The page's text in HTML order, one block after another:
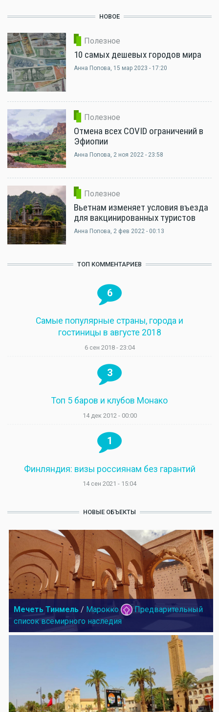
НОВОЕ
Полезное
10 самых дешевых городов мира
Анна Попова, 15 мар 2023 - 17:20
Полезное
Отмена всех COVID ограничений в
Эфиопии
Анна Попова, 2 ноя 2022 - 23:58
Полезное
Вьетнам изменяет условия въезда
для вакцинированных туристов
Анна Попова, 2 фев 2022 - 00:13
ТОП КОММЕНТАРИЕВ
6
Самые популярные страны, города и
гостиницы в августе 2018
6 сен 2018 - 23:04
3
Топ 5 баров и клубов Монако
14 дек 2012 - 00:00
1
Финляндия: визы россиянам без гарантий
14 сен 2021 - 15:04
НОВЫЕ ОБЪЕКТЫ
Мечеть Тинмель / Марокко
Предварительный
список всемирного наследия